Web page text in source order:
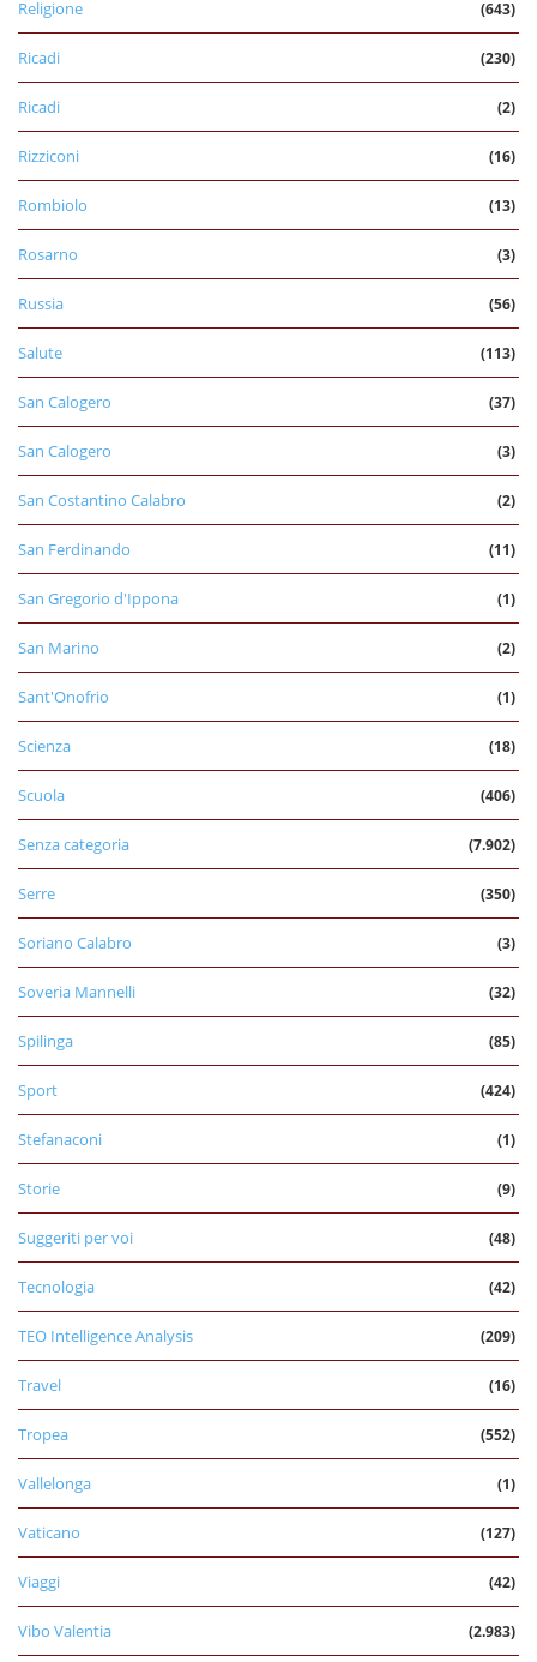
Religione (643)
Ricadi (230)
Ricadi (2)
Rizziconi (16)
Rombiolo (13)
Rosarno (3)
Russia (56)
Salute (113)
San Calogero (37)
San Calogero (3)
San Costantino Calabro (2)
San Ferdinando (11)
San Gregorio d'Ippona (1)
San Marino (2)
Sant'Onofrio (1)
Scienza (18)
Scuola (406)
Senza categoria (7.902)
Serre (350)
Soriano Calabro (3)
Soveria Mannelli (32)
Spilinga (85)
Sport (424)
Stefanaconi (1)
Storie (9)
Suggeriti per voi (48)
Tecnologia (42)
TEO Intelligence Analysis (209)
Travel (16)
Tropea (552)
Vallelonga (1)
Vaticano (127)
Viaggi (42)
Vibo Valentia (2.983)